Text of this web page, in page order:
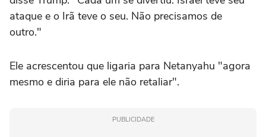
ataque e o Irã teve o seu. Não precisamos de
outro."
Ele acrescentou que ligaria para Netanyahu "agora
mesmo e diria para ele não retaliar".
PUBLICIDADE